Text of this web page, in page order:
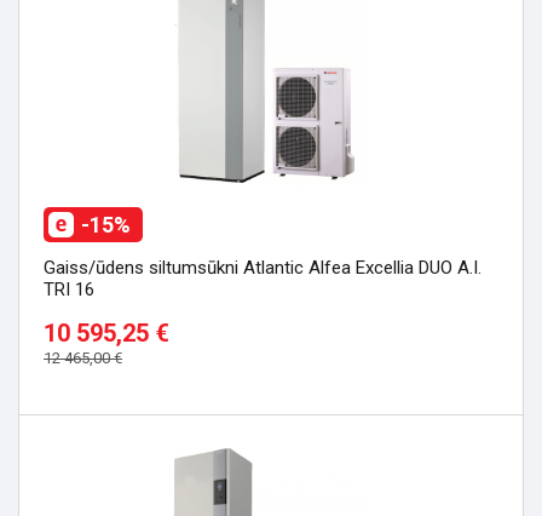
Gaiss/ūdens siltumsūkni Atlantic Alfea Excellia DUO A.I.
TRI 16
10 595,25 €
12 465,00 €
-15%